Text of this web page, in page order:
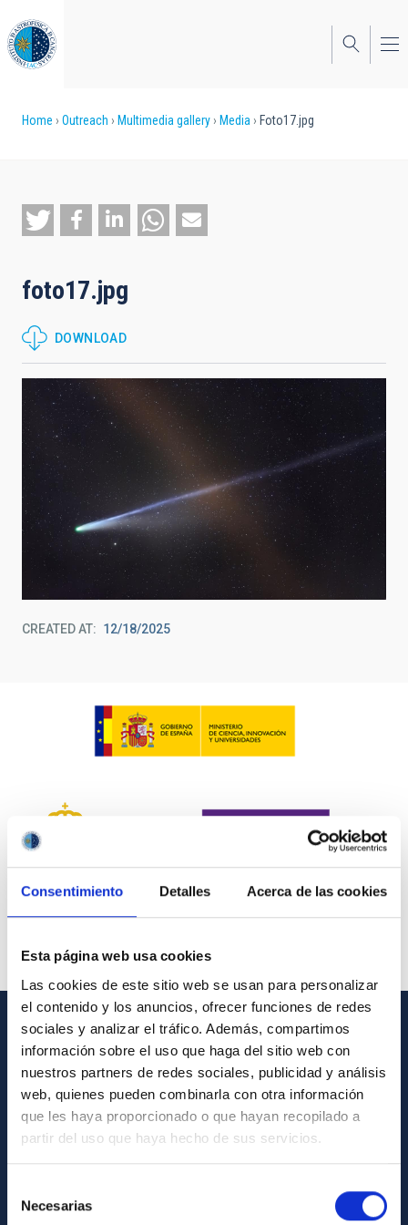
Consentimiento Detalles Acerca de las cookies
Esta página web usa cookies
Las cookies de este sitio web se usan para personalizar
el contenido y los anuncios, ofrecer funciones de redes
sociales y analizar el tráfico. Además, compartimos
información sobre el uso que haga del sitio web con
nuestros partners de redes sociales, publicidad y análisis
web, quienes pueden combinarla con otra información
que les haya proporcionado o que hayan recopilado a
partir del uso que haya hecho de sus servicios.
Necesarias
to
main
content
Breadcrumb
Home Outreach Multimedia gallery Media Foto17.jpg
foto17.jpg
DOWNLOAD
CREATED AT 12/18/2025
GENERAL INFORMATION
Contact
How to get to the IAC
List of personnel
General register